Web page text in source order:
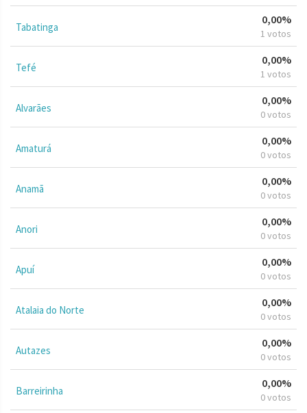
Tabatinga
0,00%
1 votos
Tefé
0,00%
1 votos
Alvarães
0,00%
0 votos
Amaturá
0,00%
0 votos
Anamã
0,00%
0 votos
Anori
0,00%
0 votos
Apuí
0,00%
0 votos
Atalaia do Norte
0,00%
0 votos
Autazes
0,00%
0 votos
Barreirinha
0,00%
0 votos